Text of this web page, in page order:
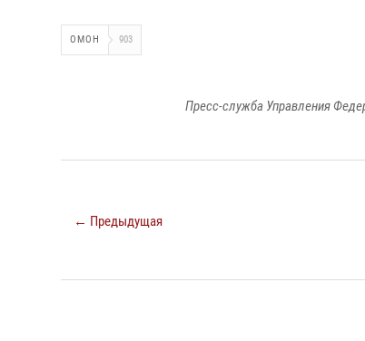
ОМОН 903
Пресс-служба Управления
← Предыдущая